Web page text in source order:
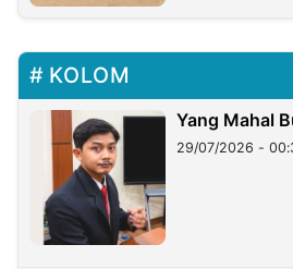
KOLOM
Yang Mahal
29/07/2026 -